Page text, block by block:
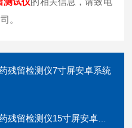
。
残留检测仪7寸屏安卓系统
留检测仪15寸屏安卓系统